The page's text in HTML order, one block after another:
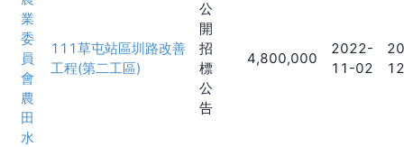
業
委
員
會
農
田
水
111草屯站區圳路改善
工程(第二工區)
公
開
招
標
公
告
4,800,000
2022-
11-02